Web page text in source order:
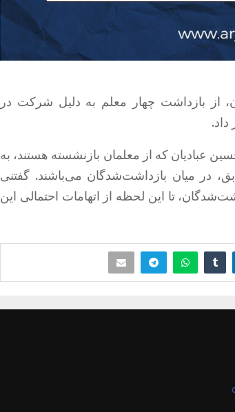
از بازداشت چهار معلم به دلیل شرکت در
عبادیان که از معلمان بازنشسته هستند، به
در میان بازداشت‌شدگان می‌باشند. گفتنی
تا این لحظه از اتهامات احتمالی این